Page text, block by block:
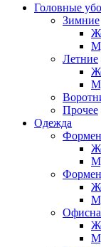
Головные
Зимние
Летние
Прочее
Одежда